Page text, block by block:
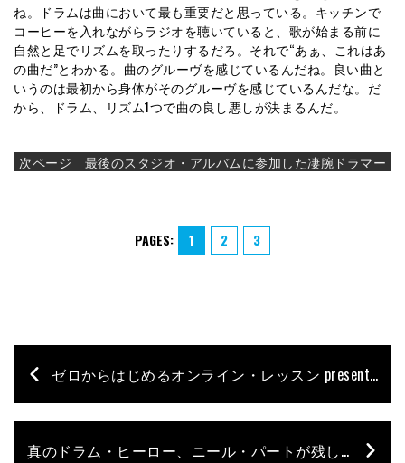
ね。ドラムは曲において最も重要だと思っている。キッチンで
コーヒーを入れながらラジオを聴いていると、歌が始まる前に
自然と足でリズムを取ったりするだろ。それで“あぁ、これはあ
の曲だ”とわかる。曲のグルーヴを感じているんだね。良い曲と
いうのは最初から身体がそのグルーヴを感じているんだな。だ
から、ドラム、リズム1つで曲の良し悪しが決まるんだ。
次ページ 最後のスタジオ・アルバムに参加した凄腕ドラマー
PAGES: 1 2 3
ゼロからはじめるオンライン・レッスン presented by シライミュージック
真のドラム・ヒーロー、ニール・パートが残した名演を振り返る〜追悼特集 ♯2〜